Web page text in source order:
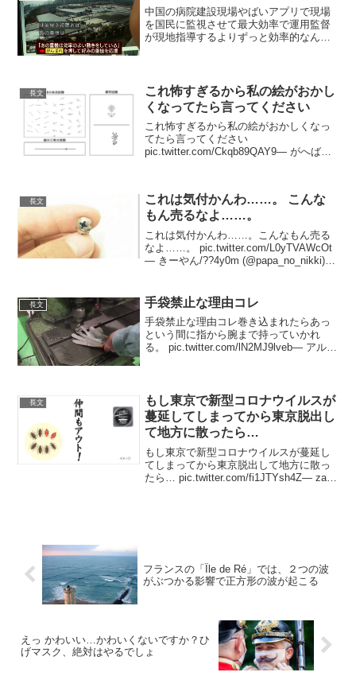
中国の病院建設現場やばいアプリで現場
を国民に監視させて最大効率で運用監督
が現地指導するよりずっと効率的なんだ
長文
これ怖すぎるから私の絵がおかし
くなってたら言ってください
これ怖すぎるから私の絵がおかしくなっ
てたら言ってください
pic.twitter.com/Ckqb89QAY9— がへば
長文
これは気付かんわ……。 こんな
もん売るなよ……。
これは気付かんわ……。こんなもん売る
なよ……。 pic.twitter.com/L0yTVAWcOt
— きーやん/??4y0m (@papa_no_nikki)
長文 手袋禁止な理由コレ
手袋禁止な理由コレ巻き込まれたらあっ
という間に指から腕まで持っていかれ
る。 pic.twitter.com/lN2MJ9lveb— アルミ
長文
もし東京で新型コロナウイルスが
蔓延してしまってから東京脱出し
て地方に散ったら…
もし東京で新型コロナウイルスが蔓延し
てしまってから東京脱出して地方に散っ
たら… pic.twitter.com/fi1JTYsh4Z— zapa
フランスの「Île de Ré」では、２つの波
がぶつかる影響で正方形の波が起こる
えっ かわいい…かわいくないですか？ひ
げマスク、絶対はやるでしょ